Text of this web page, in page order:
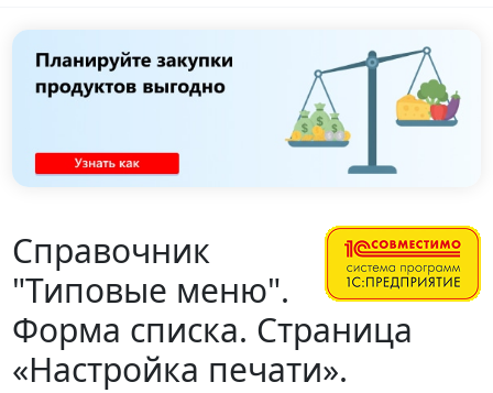
Справочник
"Типовые меню".
Форма списка. Страница
«Настройка печати».